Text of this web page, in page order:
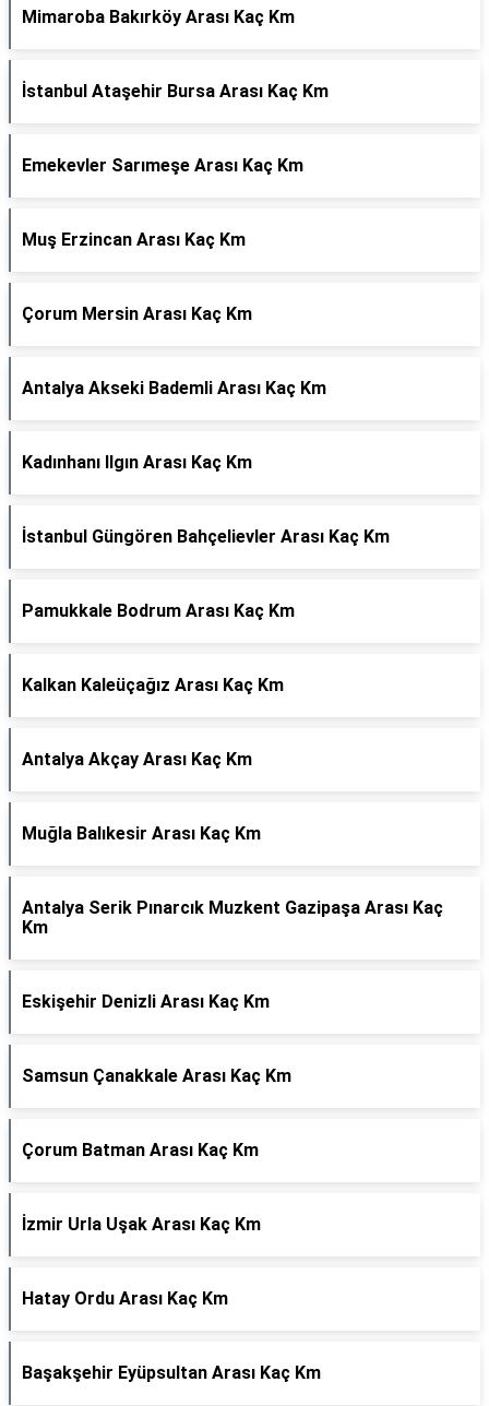
Mimaroba Bakırköy Arası Kaç Km
İstanbul Ataşehir Bursa Arası Kaç Km
Emekevler Sarımeşe Arası Kaç Km
Muş Erzincan Arası Kaç Km
Çorum Mersin Arası Kaç Km
Antalya Akseki Bademli Arası Kaç Km
Kadınhanı Ilgın Arası Kaç Km
İstanbul Güngören Bahçelievler Arası Kaç Km
Pamukkale Bodrum Arası Kaç Km
Kalkan Kaleüçağız Arası Kaç Km
Antalya Akçay Arası Kaç Km
Muğla Balıkesir Arası Kaç Km
Antalya Serik Pınarcık Muzkent Gazipaşa Arası Kaç
Km
Eskişehir Denizli Arası Kaç Km
Samsun Çanakkale Arası Kaç Km
Çorum Batman Arası Kaç Km
İzmir Urla Uşak Arası Kaç Km
Hatay Ordu Arası Kaç Km
Başakşehir Eyüpsultan Arası Kaç Km